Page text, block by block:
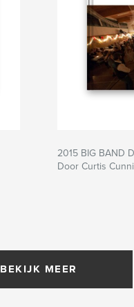
2015 BIG BAND
Door Curtis
BEKIJK MEER